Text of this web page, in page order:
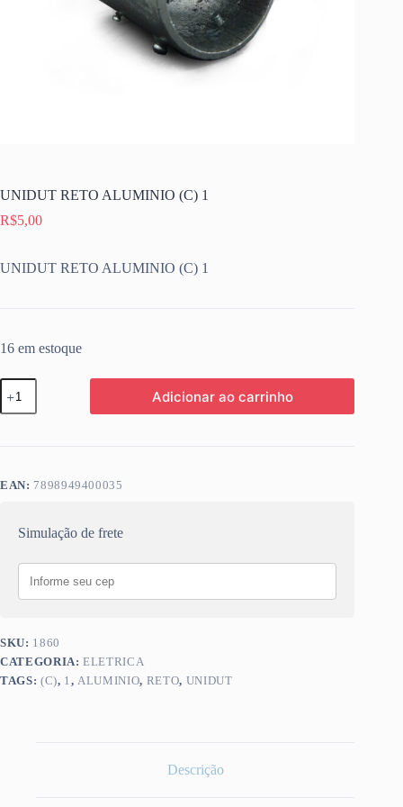
UNIDUT RETO ALUMINIO (C) 1
R$5,00
UNIDUT RETO ALUMINIO (C) 1
16 em estoque
UNIDUT
RETO
ALUMINIO
Adicionar ao carrinho
EAN: 7898949400035
Simulação de frete
SKU: 1860
CATEGORIA:ELETRICA
TAGS: (C), 1,ALUMINIO, RETO, UNIDUT
Descrição